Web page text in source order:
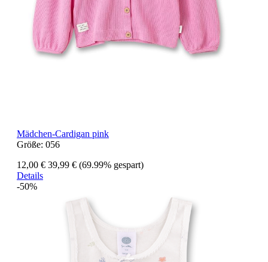
Mädchen-Cardigan pink
Größe: 056
12,00 € 39,99 € (69.99% gespart)
Details
-50%